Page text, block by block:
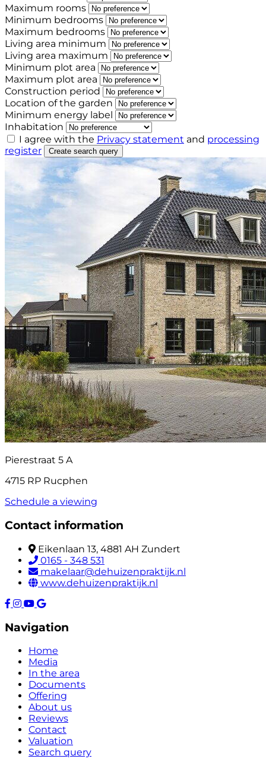
Maximum rooms
Minimum bedrooms
Maximum bedrooms
Living area minimum
Living area maximum
Minimum plot area
Maximum plot area
Construction period
Location of the garden
Minimum energy label
Inhabitation
I agree with the Privacy statement and processing
register
Create search query
Pierestraat 5 A
4715 RP Rucphen
Schedule a viewing
Contact information
Eikenlaan 13, 4881 AH Zundert
0165 - 348 531
makelaar@dehuizenpraktijk.nl
www.dehuizenpraktijk.nl
Navigation
Home
Media
In the area
Documents
Offering
About us
Reviews
Contact
Valuation
Search query